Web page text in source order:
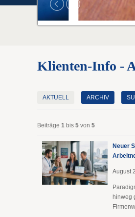
Klienten-Info -
AKTUELL ARCHIV
Beiträge 1bis 5von 5
Neuer
August
hinweg